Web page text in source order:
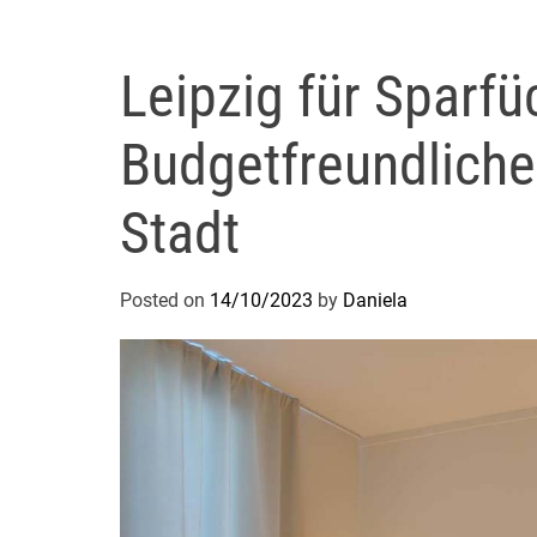
Leipzig für
Stadt
Posted on 14/10/2023 by Daniela